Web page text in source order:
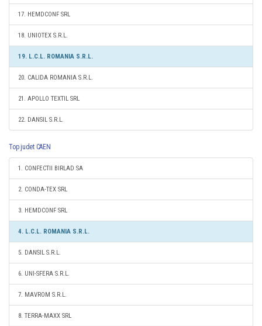
17. HEMDCONF SRL
18. UNIOTEX S.R.L.
19. L.C.L. ROMANIA S.R.L.
20. CALIDA ROMANIA S.R.L.
21. APOLLO TEXTIL SRL
22. DANSIL S.R.L.
Top judet CAEN
1. CONFECTII BIRLAD SA
2. CONDA-TEX SRL
3. HEMDCONF SRL
4. L.C.L. ROMANIA S.R.L.
5. DANSIL S.R.L.
6. UNI-SFERA S.R.L.
7. MAVROM S.R.L.
8. TERRA-MAXX SRL